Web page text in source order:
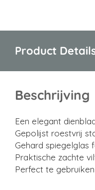
begin
gallerij
Product
Beschrijving
Een elegant
Gepolijst roestvrij
Gehard spiegelglas
Praktische zachte
Perfect te